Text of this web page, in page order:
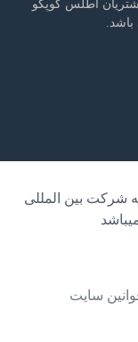
اطلس کوپکو
شرکت بین المللی
سایت